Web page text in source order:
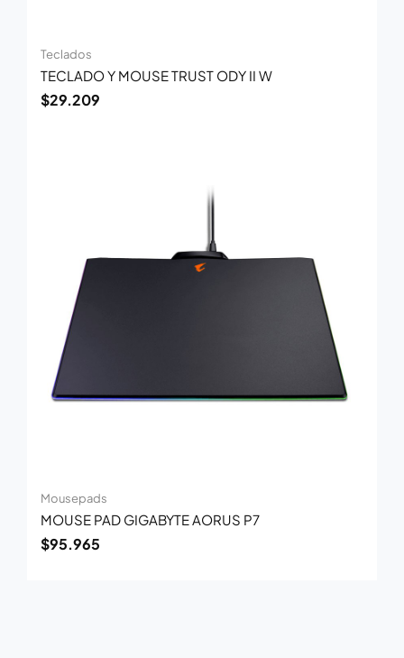
Teclados
TECLADO Y MOUSE TRUST ODY II W
$29.209
Mousepads
MOUSE PAD GIGABYTE AORUS P7
$95.965